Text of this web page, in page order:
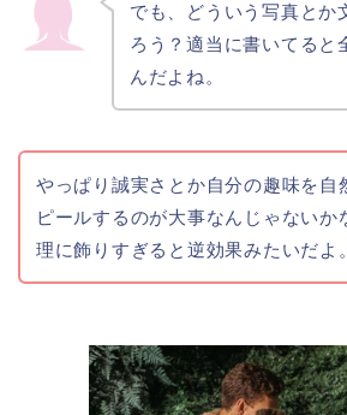
でも、どういう写真とか
ろう？適当に書いてると
んだよね。
やっぱり誠実さとか自分の趣味を自
ピールするのが大事なんじゃないか
理に飾りすぎると逆効果みたいだよ。